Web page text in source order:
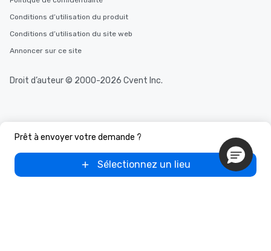
Prêt à envoyer votre demande ?
Sélectionnez un lieu
Conditions d’utilisation du produit
Conditions d’utilisation du site web
Annoncer sur ce site
Droit d’auteur © 2000-2026 Cvent Inc.